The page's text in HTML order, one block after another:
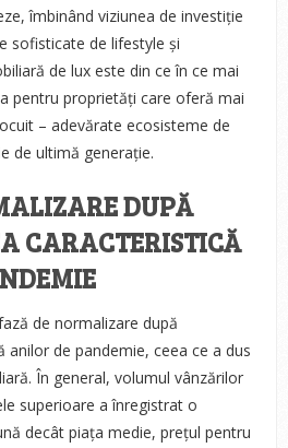
îmbinând viziunea de investiție
sofisticate de lifestyle și
de lux este din ce în ce mai
pentru proprietăți care oferă mai
– adevărate ecosisteme de
de ultimă generație.
DUPĂ
CARACTERISTICĂ
de normalizare după
de pandemie, ceea ce a dus
În general, volumul vânzărilor
superioare a înregistrat o
decât piața medie, prețul pentru